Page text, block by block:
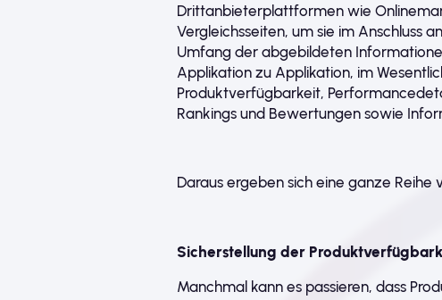
Drittanbieterplattformen wie
Vergleichsseiten, um sie im Anschluss
Umfang der abgebildeten
Applikation zu Applikation, im
Produktverfügbarkeit,
Rankings und Bewertungen sowie
Daraus ergeben sich eine ganze
Sicherstellung der
Manchmal kann es passieren, dass